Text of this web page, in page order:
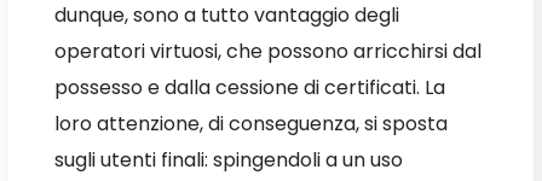
dunque, sono a tutto vantaggio degli
operatori virtuosi, che possono arricchirsi dal
possesso e dalla cessione di certificati. La
loro attenzione, di conseguenza, si sposta
sugli utenti finali: spingendoli a un uso